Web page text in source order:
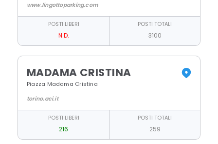
www.lingottoparking.com
POSTI LIBERI
N.D.
POSTI TOTALI
3100
MADAMA CRISTINA
Piazza Madama Cristina
torino.aci.it
POSTI LIBERI
216
POSTI TOTALI
259